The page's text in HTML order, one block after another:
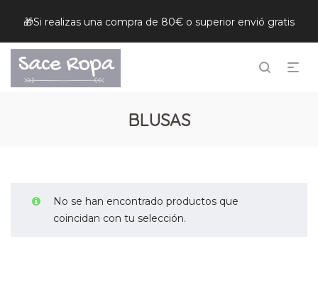
🎁Si realizas una compra de 80€ o superior envió gratis
BLUSAS
No se han encontrado productos que
coincidan con tu selección.